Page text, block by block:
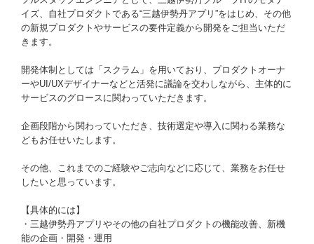
イズ、自社プロダクトである“三越伊勢丹アプリ”をはじめ、その他
の新規プロダクトやサービスの要件定義から開発をご担当いただ
きます。
開発体制としては「スクラム」を用いており、プロダクトオーナ
ーやUI/UXデザイナーなどと活発に議論を交わしながら、主体的に
サービスのグロースに関わっていただきます。
企画段階から関わっていただき、技術選定や導入に関わる業務な
どもお任せいたします。
その他、これまでのご経験やご志向などに応じて、業務をお任せ
したいと思っています。
【具体的には】
・三越伊勢丹アプリやその他の自社プロダクトの機能改善、新機
能の企画・開発・運用